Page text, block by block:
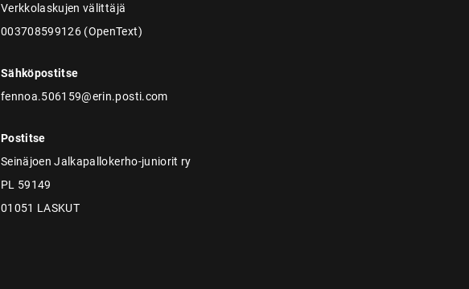
Verkkolaskujen välittäjä
003708599126 (OpenText)
Sähköpostitse
fennoa.506159@erin.posti.com
Postitse
Seinäjoen Jalkapallokerho-juniorit ry
PL 59149
01051 LASKUT